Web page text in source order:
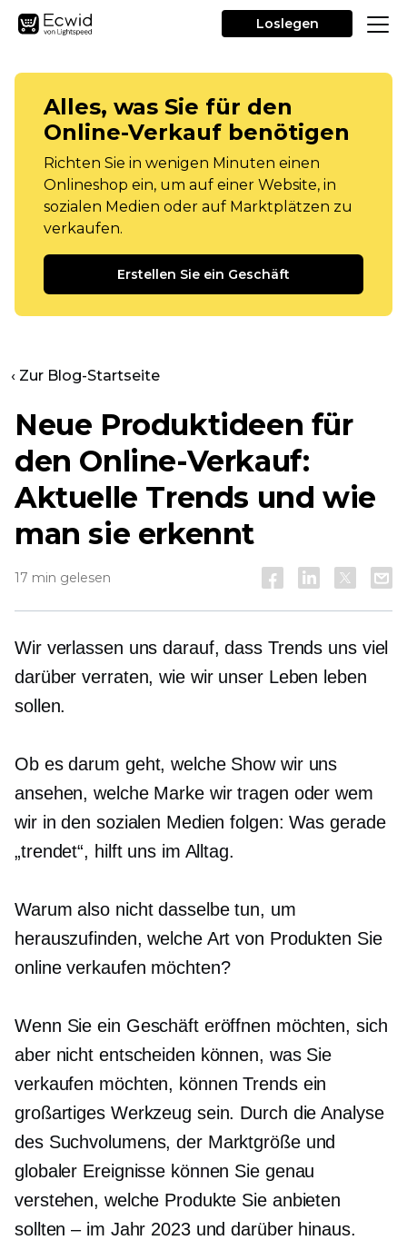
Loslegen
Alles, was Sie für den
Online-Verkauf benötigen
Richten Sie in wenigen Minuten einen
Onlineshop ein, um auf einer Website, in
sozialen Medien oder auf Marktplätzen zu
verkaufen.
Erstellen Sie ein Geschäft
‹ Zur Blog-Startseite
Neue Produktideen für
den Online-Verkauf:
Aktuelle Trends und wie
man sie erkennt
17 min gelesen
Wir verlassen uns darauf, dass Trends uns viel
darüber verraten, wie wir unser Leben leben
sollen.
Ob es darum geht, welche Show wir uns
ansehen, welche Marke wir tragen oder wem
wir in den sozialen Medien folgen: Was gerade
„trendet“, hilft uns im Alltag.
Warum also nicht dasselbe tun, um
herauszufinden, welche Art von Produkten Sie
online verkaufen möchten?
Wenn Sie ein Geschäft eröffnen möchten, sich
aber nicht entscheiden können, was Sie
verkaufen möchten, können Trends ein
großartiges Werkzeug sein. Durch die Analyse
des Suchvolumens, der Marktgröße und
globaler Ereignisse können Sie genau
verstehen, welche Produkte Sie anbieten
sollten – im Jahr 2023 und darüber hinaus.